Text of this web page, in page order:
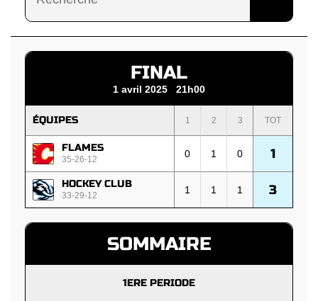
FINAL
1 avril 2025 21h00
ÉQUIPES 1 2 3 TOT
FLAMES
35-26-12 0 1 0 1
HOCKEY CLUB
33-29-12 1 1 1 3
SOMMAIRE
1ERE PERIODE